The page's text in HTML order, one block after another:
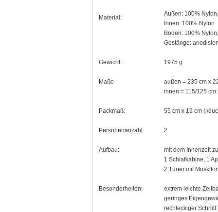
Material:
Außen: 100%
Innen: 100% Nylon
Boden: 100%
Gestänge:
Gewicht: 1975 g
Maße
außen = 235 cm x
innen = 115/125 cm
Packmaß: 55 cm x 19 cm (l/
Personenanzahl: 2
Aufbau:
mit dem Innenzelt
1 Schlafkabine, 1
2 Türen mit
Besonderheiten:
extrem leichte
geringes
rechteckiger Schnitt